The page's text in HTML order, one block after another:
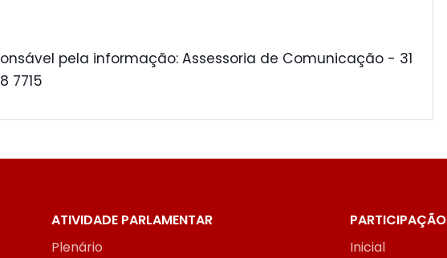
pela informação: Assessoria de Comunicação - 31
7715
ATIVIDADE PARLAMENTAR
Plenário
PARTICIPAÇÃO
Inicial